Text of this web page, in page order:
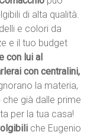
di alta qualità.
e colori da
e il tuo budget
con lui al
con centralini,
la materia,
già dalle prime
per la tua casa!
che Eugenio